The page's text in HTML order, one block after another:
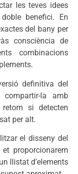
les teves idees
benefici. En
del bany per
consciència de
combinacions
definitiva del
la amb
si detecten
per alt.
el disseny del
et proporcionarem
llistat d’elements